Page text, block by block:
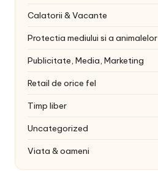
Calatorii & Vacante
Protectia mediului si a animalelor
Publicitate, Media, Marketing
Retail de orice fel
Timp liber
Uncategorized
Viata & oameni